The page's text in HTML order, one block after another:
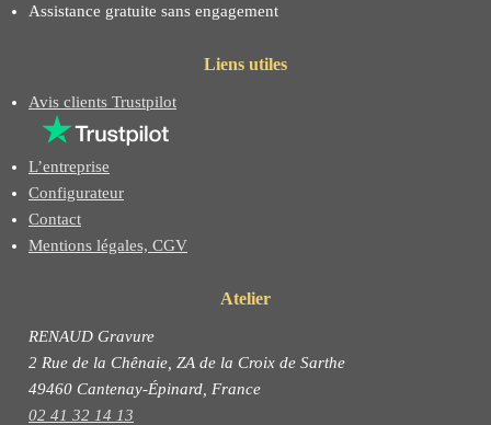
Assistance gratuite sans engagement
Liens utiles
Avis clients Trustpilot
L’entreprise
Configurateur
Contact
Mentions légales, CGV
Atelier
RENAUD Gravure
2 Rue de la Chênaie, ZA de la Croix de Sarthe
49460 Cantenay-Épinard, France
02 41 32 14 13